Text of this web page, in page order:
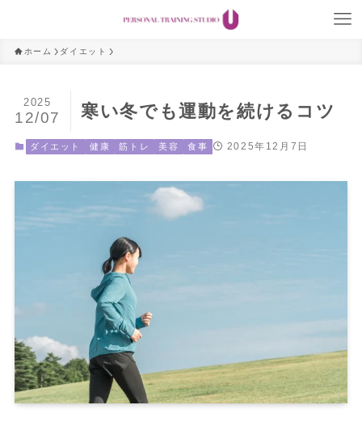
ホーム ダイエット
寒い冬でも運動を続けるコツ
2025
12/07
ダイエット 健康 筋トレ 美容 食事 2025年12月7日